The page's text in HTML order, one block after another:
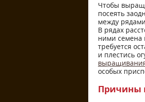
Чтобы
посеять
между
В рядах
ними семена
требуется
и плестись
особых
Причины